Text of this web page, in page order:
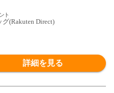
(Rakuten Direct)
詳細を見る